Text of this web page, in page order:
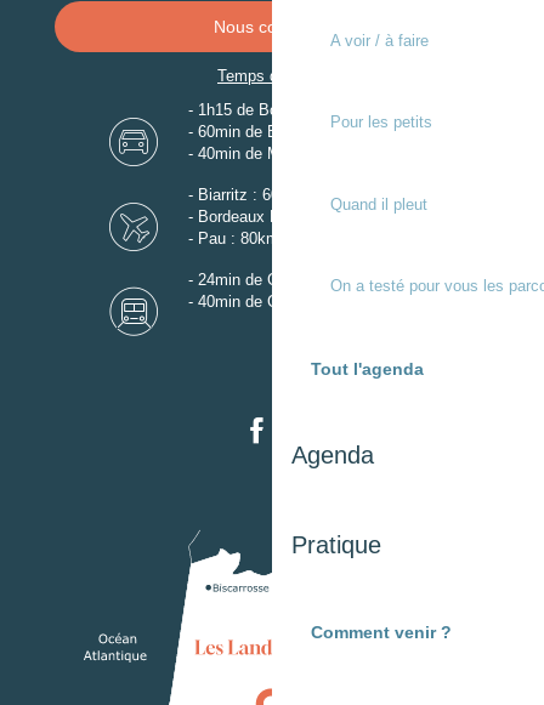
A voir / à faire
Pour les petits
Quand il pleut
On a testé pour vous les
Tout l'agenda
Agenda
Pratique
Comment venir ?
Nous contacter
Temps de trajet
- 1h15 de Bordeaux
- 60min de Biarritz
- 40min de Mont-de-Marsan
- Biarritz : 60km
- Bordeaux Mérignac : 110km
- Pau : 80km
- 24min de Gare de Dax
- 40min de Gare de Mont-de-Marsan